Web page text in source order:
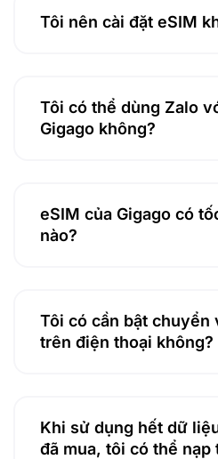
Tôi nên cài đặt eSIM
Tôi có thể dùng Zalo
Gigago không?
eSIM của Gigago có
nào?
Tôi có cần bật chuyển
trên điện thoại không?
Khi sử dụng hết dữ
đã mua, tôi có thể nạp